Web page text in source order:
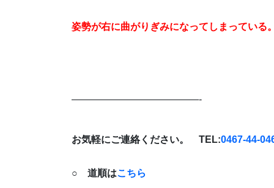
姿勢が右に曲がりぎみになってしまっている。
—————————————-
お気軽にご連絡ください。 TEL:0467-44-
○ 道順はこちら